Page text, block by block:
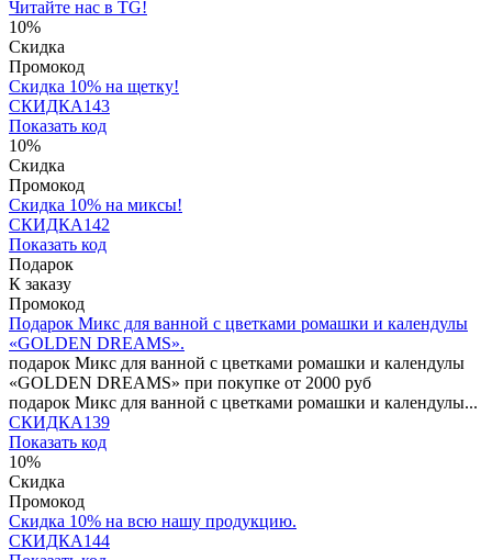
Читайте нас в TG!
10%
Скидка
Промокод
Скидка 10% на щетку!
СКИДКА143
Показать код
10%
Скидка
Промокод
Скидка 10% на миксы!
СКИДКА142
Показать код
Подарок
К заказу
Промокод
Подарок Микс для ванной с цветками ромашки и календулы
«GOLDEN DREAMS».
подарок Микс для ванной с цветками ромашки и календулы
«GOLDEN DREAMS» при покупке от 2000 руб
подарок Микс для ванной с цветками ромашки и календулы...
СКИДКА139
Показать код
10%
Скидка
Промокод
Скидка 10% на всю нашу продукцию.
СКИДКА144